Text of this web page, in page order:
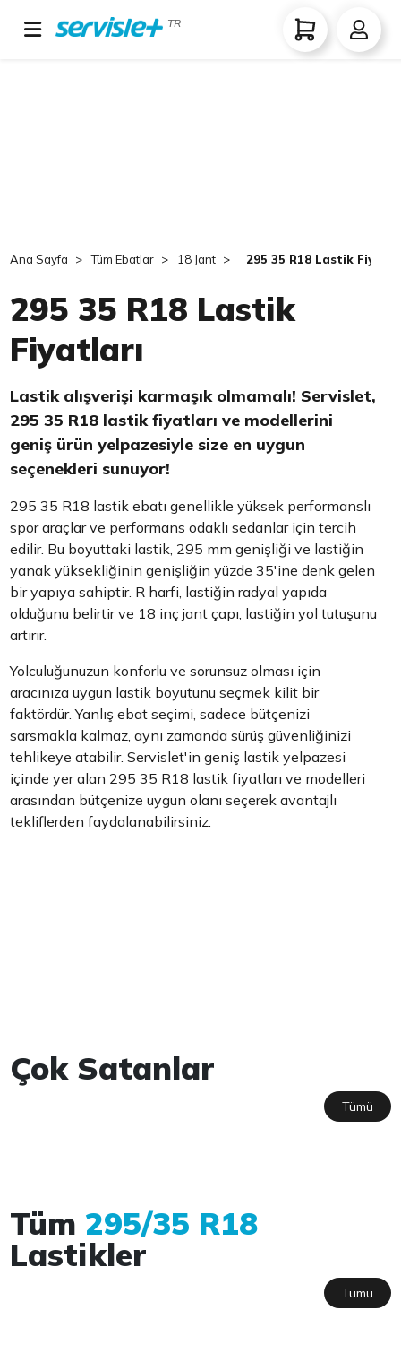
TR
Ana Sayfa Tüm Ebatlar 18 Jant 295 35 R18 Lastik
295 35 R18 Lastik
Fiyatları
Lastik alışverişi karmaşık olmamalı! Servislet,
295 35 R18 lastik fiyatları ve modellerini
geniş ürün yelpazesiyle size en uygun
seçenekleri sunuyor!
295 35 R18 lastik ebatı genellikle yüksek performanslı
spor araçlar ve performans odaklı sedanlar için tercih
edilir. Bu boyuttaki lastik, 295 mm genişliği ve lastiğin
yanak yüksekliğinin genişliğin yüzde 35'ine denk gelen
bir yapıya sahiptir. R harfi, lastiğin radyal yapıda
olduğunu belirtir ve 18 inç jant çapı, lastiğin yol tutuşunu
artırır.
Yolculuğunuzun konforlu ve sorunsuz olması için
aracınıza uygun lastik boyutunu seçmek kilit bir
faktördür. Yanlış ebat seçimi, sadece bütçenizi
sarsmakla kalmaz, aynı zamanda sürüş güvenliğinizi
tehlikeye atabilir. Servislet'in geniş lastik yelpazesi
içinde yer alan 295 35 R18 lastik fiyatları ve modelleri
arasından bütçenize uygun olanı seçerek avantajlı
tekliflerden faydalanabilirsiniz.
Çok Satanlar
Tümü
Tüm 295/35 R18
Lastikler
Tümü